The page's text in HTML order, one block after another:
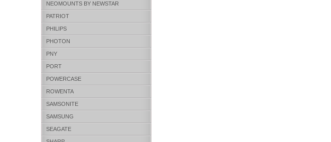
NEOMOUNTS BY NEWSTAR
PATRIOT
PHILIPS
PHOTON
PNY
PORT
POWERCASE
ROWENTA
SAMSONITE
SAMSUNG
SEAGATE